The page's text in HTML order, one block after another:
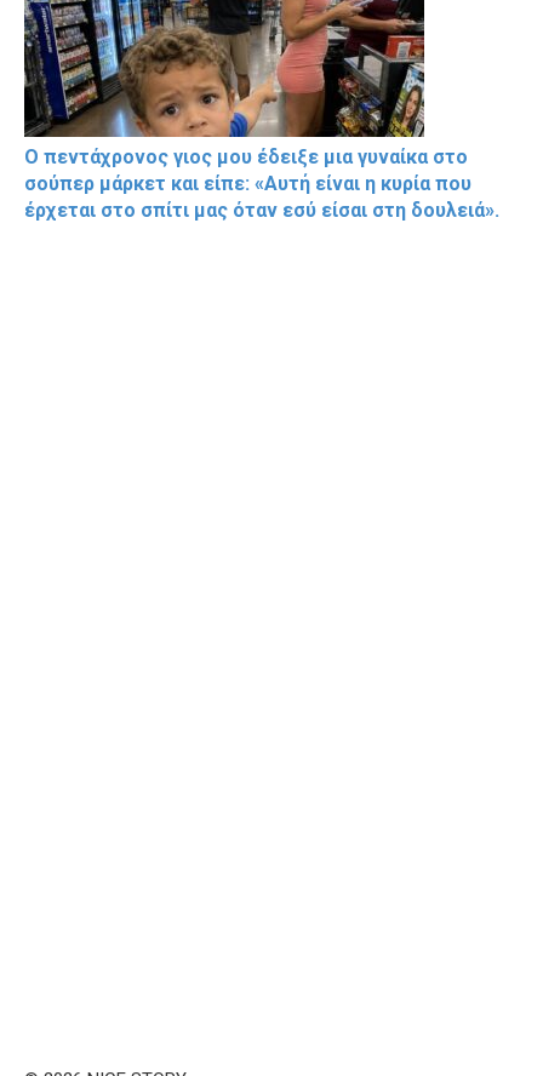
Ο πεντάχρονος γιος μου έδειξε μια γυναίκα στο
σούπερ μάρκετ και είπε: «Αυτή είναι η κυρία που
έρχεται στο σπίτι μας όταν εσύ είσαι στη δουλειά».